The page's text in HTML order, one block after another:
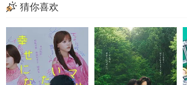
猜你喜欢